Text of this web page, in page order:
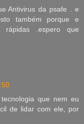
Antivirus da psafe . e
também porque e
rápidas .espero que
que nem eu
de lidar com ele, por